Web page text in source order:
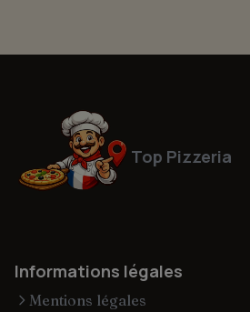
Top Pizzeria
Informations légales
Mentions légales